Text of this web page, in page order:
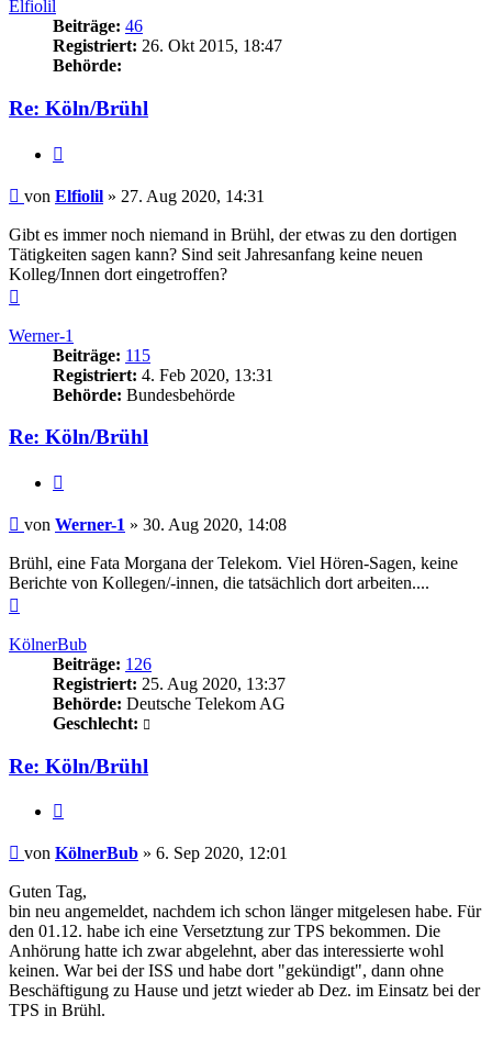
Elfiolil
Beiträge: 46
Registriert: 26. Okt 2015, 18:47
Behörde:
Re: Köln/Brühl
Beitrag
von Elfiolil » 27. Aug 2020, 14:31
Gibt es immer noch niemand in Brühl, der etwas zu den dortigen
Tätigkeiten sagen kann? Sind seit Jahresanfang keine neuen
Kolleg/Innen dort eingetroffen?
Werner-1
Beiträge: 115
Registriert: 4. Feb 2020, 13:31
Behörde: Bundesbehörde
Re: Köln/Brühl
Beitrag
von Werner-1 » 30. Aug 2020, 14:08
Brühl, eine Fata Morgana der Telekom. Viel Hören-Sagen, keine
Berichte von Kollegen/-innen, die tatsächlich dort arbeiten....
KölnerBub
Beiträge: 126
Registriert: 25. Aug 2020, 13:37
Behörde: Deutsche Telekom AG
Geschlecht:
Re: Köln/Brühl
Beitrag
von KölnerBub » 6. Sep 2020, 12:01
Guten Tag,
bin neu angemeldet, nachdem ich schon länger mitgelesen habe. Für
den 01.12. habe ich eine Versetztung zur TPS bekommen. Die
Anhörung hatte ich zwar abgelehnt, aber das interessierte wohl
keinen. War bei der ISS und habe dort "gekündigt", dann ohne
Beschäftigung zu Hause und jetzt wieder ab Dez. im Einsatz bei der
TPS in Brühl.